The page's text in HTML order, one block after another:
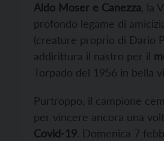
Aldo Moser e Canezza, la
profondo legame di
(creature proprio di Dario
addirittura il nastro per il
Torpado del 1956 in bella
Purtroppo, il campione
per vincere ancora una
Covid-19. Domenica 7